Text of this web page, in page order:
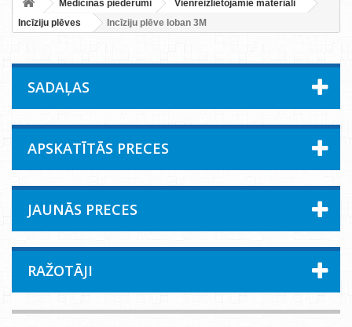
Medicīnas piederumi
Vienreizlietojamie materiāli
Incīziju plēves
Incīziju plēve Ioban 3M
SADAĻAS
APSKATĪTĀS PRECES
JAUNĀS PRECES
RAŽOTĀJI